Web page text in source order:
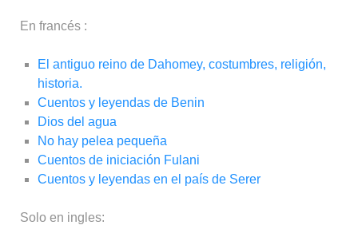
En francés :
El antiguo reino de Dahomey, costumbres, religión,
historia.
Cuentos y leyendas de Benin
Dios del agua
No hay pelea pequeña
Cuentos de iniciación Fulani
Cuentos y leyendas en el país de Serer
Solo en ingles: